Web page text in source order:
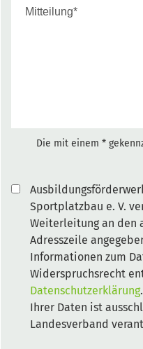
Die mit einem *
Sportplatzbau e. V.
Weiterleitung an den
Adresszeile
Informationen zum
Widerspruchsrecht
Datenschutzerklärung
Ihrer Daten ist
Landesverband